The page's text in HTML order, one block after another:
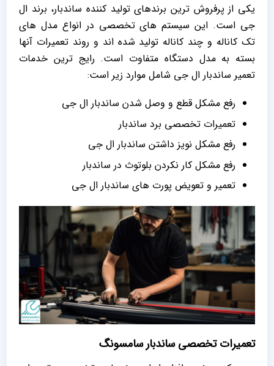
یکی از پرفروش ترین برندهای تولید کننده ساندبار، برند ال
جی است. این سیستم های تخصصی در انواع مدل های
تک کاناله و چند کاناله تولید شده اند و روند تعمیرات آنها
بسته به مدل دستگاه متفاوت است. رایج ترین خدمات
تعمیر ساندبار ال جی شامل موارد زیر است:
رفع مشکل قطع و وصل شدن ساندبار ال جی
تعمیرات تخصصی برد ساندبار
رفع مشکل نویز داشتن ساندبار ال جی
رفع مشکل کار نکردن بلوتوث در ساندبار
تعمیر و تعویض پورت های ساندبار ال جی
تعمیرات تخصصی ساندبار سامسونگ